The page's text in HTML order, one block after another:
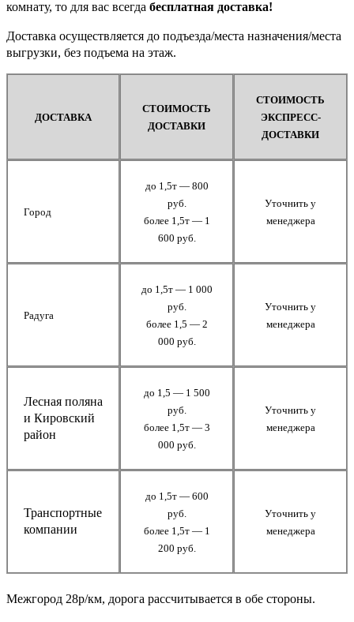
комнату, то для вас всегда бесплатная доставка!
Доставка осуществляется до подъезда/места назначения/места
выгрузки, без подъема на этаж.
ДОСТАВКА
СТОИМОСТЬ
ДОСТАВКИ
СТОИМОСТЬ
ЭКСПРЕСС-
ДОСТАВКИ
Город
до 1,5т — 800
руб.
более 1,5т — 1
600 руб.
Уточнить у
менеджера
Радуга
до 1,5т — 1 000
руб.
более 1,5 — 2
000 руб.
Уточнить у
менеджера
Лесная поляна
и Кировский
район
до 1,5 — 1 500
руб.
более 1,5т — 3
000 руб.
Уточнить у
менеджера
Транспортные
компании
до 1,5т — 600
руб.
более 1,5т — 1
200 руб.
Уточнить у
менеджера
Межгород 28р/км, дорога рассчитывается в обе стороны.